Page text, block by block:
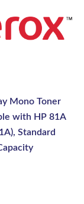
Mono Toner
with HP 81A
Standard